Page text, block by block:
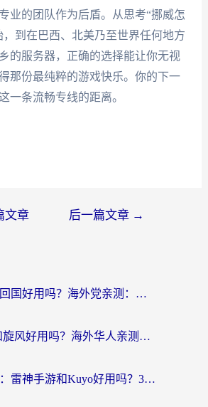
业的团队作为后盾。从思考“挪威怎
，到在巴西、北美乃至世界任何地方
的服务器，正确的选择能让你无视
那份最纯粹的游戏快乐。你的下一
一条流畅专线的距离。
文章 后一篇文章 →
雷神手游和回国好用吗？海外党亲测：选对加速器才能无缝刷剧打游戏
Quickback和旋风好用吗？海外华人亲测：选对回国加速器才能无缝看央视5
海外党必看：雷神手游和Kuyo好用吗？3款回国加速器实测+避坑指南